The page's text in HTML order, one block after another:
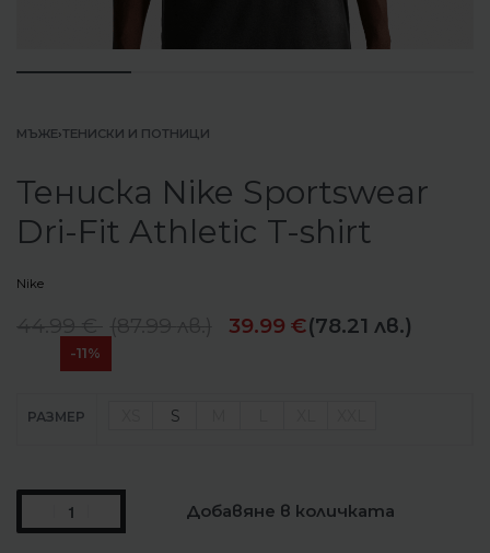
МЪЖЕ›ТЕНИСКИ И ПОТНИЦИ
Тениска Nike Sportswear
Dri-Fit Athletic T-shirt
Nike
39.99 €(78.21 лв.)
-11%
РАЗМЕР S
Добавяне в количката